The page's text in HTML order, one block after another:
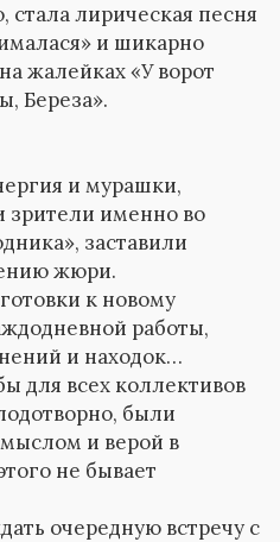
стала лирическая песня
и шикарно
жалейках «У ворот
Береза».
и мурашки,
зрители именно во
заставили
жюри.
к новому
работы,
и находок…
для всех коллективов
были
и верой в
не бывает
очередную встречу с